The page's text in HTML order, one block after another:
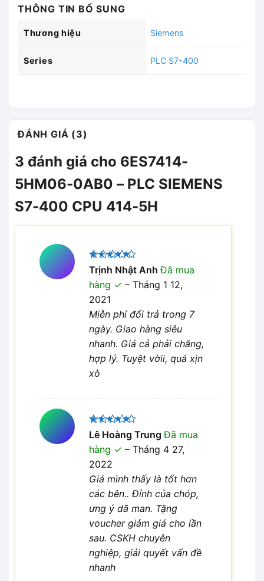
THÔNG TIN BỔ SUNG
Thương hiệu Siemens
Series PLC S7-400
ĐÁNH GIÁ (3)
3 đánh giá cho 6ES7414-
5HM06-0AB0 – PLC SIEMENS
S7-400 CPU 414-5H
Được xếp
hạng 5
sao
Trịnh Nhật AnhĐã mua
hàng
– Tháng 1 12,
2021
Miễn phí đổi trả trong 7
ngày. Giao hàng siêu
nhanh. Giá cả phải chăng,
hợp lý. Tuyệt vờii, quá xịn
xò
Được xếp
hạng5 5
sao
Lê Hoàng TrungĐã mua
hàng
– Tháng 4 27,
2022
Giá mình thấy là tốt hơn
các bên.. Đỉnh của chóp,
ưng ý dã man. Tặng
voucher giảm giá cho lần
sau. CSKH chuyên
nghiệp, giải quyết vấn đề
nhanh